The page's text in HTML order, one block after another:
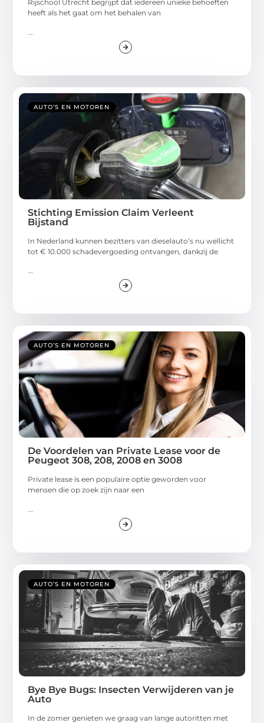
Rijschool Utrecht begrijpt dat iedereen unieke behoeften
heeft als het gaat om het behalen van
AUTO’S EN MOTOREN
Stichting Emission Claim Verleent
Bijstand
In Nederland kunnen bezitters van dieselauto’s nu wellicht
tot € 10.000 schadevergoeding ontvangen, dankzij de
...
AUTO’S EN MOTOREN
De Voordelen van Private Lease voor de
Peugeot 308, 208, 2008 en 3008
Private lease is een populaire optie geworden voor
mensen die op zoek zijn naar een
AUTO’S EN MOTOREN
Bye Bye Bugs: Insecten Verwijderen van je
Auto
In de zomer genieten we graag van lange autoritten met